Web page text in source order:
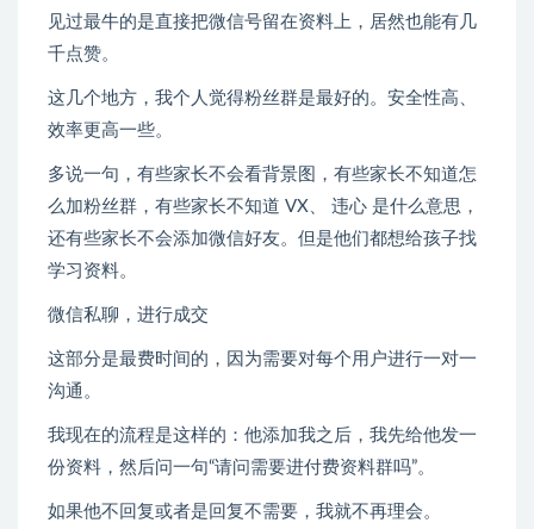
见过最牛的是直接把微信号留在资料上，居然也能有几
千点赞。
这几个地方，我个人觉得粉丝群是最好的。安全性高、
效率更高一些。
多说一句，有些家长不会看背景图，有些家长不知道怎
么加粉丝群，有些家长不知道 VX、 违心 是什么意思，
还有些家长不会添加微信好友。但是他们都想给孩子找
学习资料。
微信私聊，进行成交
这部分是最费时间的，因为需要对每个用户进行一对一
沟通。
我现在的流程是这样的：他添加我之后，我先给他发一
份资料，然后问一句“请问需要进付费资料群吗”。
如果他不回复或者是回复不需要，我就不再理会。